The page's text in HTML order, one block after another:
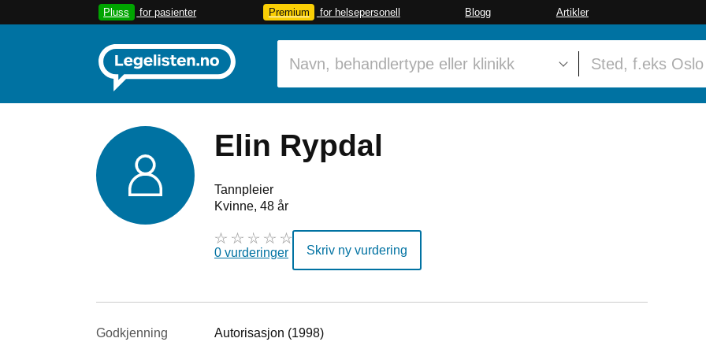
Pluss for pasienter Premium for helsepersonell Blogg Artikler
Elin Rypdal
Tannpleier
Kvinne, 48 år
0 vurderinger Skriv ny vurdering
Godkjenning Autorisasjon (1998)